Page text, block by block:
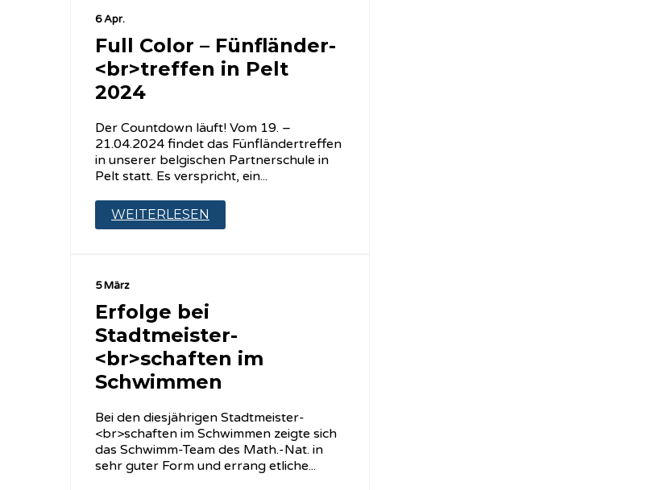
6 Apr.
Full Color – Fünfländer-
<br>treffen in Pelt
2024
Der Countdown läuft! Vom 19. –
21.04.2024 findet das Fünfländertreffen
in unserer belgischen Partnerschule in
Pelt statt. Es verspricht, ein...
WEITERLESEN
5 März
Erfolge bei
Stadtmeister-
<br>schaften im
Schwimmen
Bei den diesjährigen Stadtmeister-
<br>schaften im Schwimmen zeigte sich
das Schwimm-Team des Math.-Nat. in
sehr guter Form und errang etliche...